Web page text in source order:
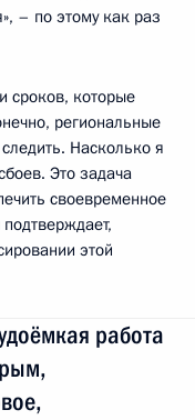
– по этому как раз
сроков, которые
региональные
Насколько я
Это задача
своевременное
этой
работа